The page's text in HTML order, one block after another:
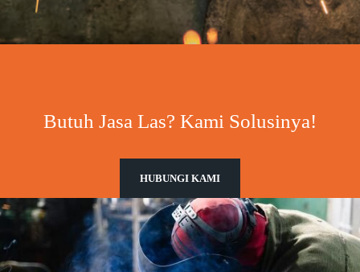
Butuh Jasa Las? Kami Solusinya!
HUBUNGI KAMI